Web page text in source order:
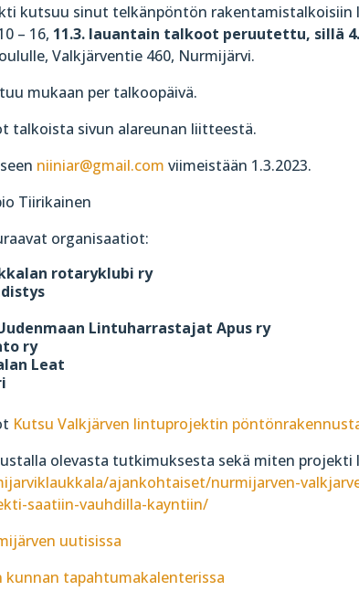
kutsuu sinut telkänpöntön rakentamistalkoisiin
– 16, 11.3. lauantain talkoot peruutettu, sillä
Valkjärventie 460, Nurmijärvi.
mukaan per talkoopäivä.
talkoista sivun alareunan liitteestä.
niiniar@gmail.com viimeistään 1.3.2023.
Tiirikainen
organisaatiot:
rotaryklubi ry
Lintuharrastajat Apus ry
ry
Leat
Kutsu Valkjärven lintuprojektin
olevasta tutkimuksesta sekä miten projekti
ajankohtaiset/nurmijarven-
saatiin-vauhdilla-kayntiin/
uutisissa
kunnan tapahtumakalenterissa